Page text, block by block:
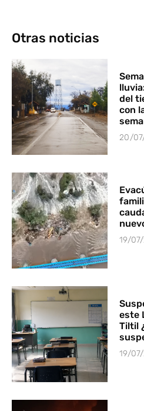
Otras noticias
del
con
20/
19/
este
Tiltil
19/